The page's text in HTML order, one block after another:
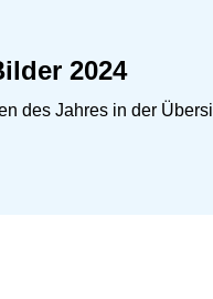
2024
des Jahres in der